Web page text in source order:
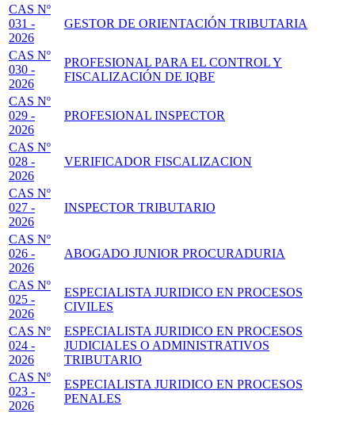
CAS Nº
031 -
2026
GESTOR DE ORIENTACIÓN TRIBUTARIA
CAS Nº
030 -
2026
PROFESIONAL PARA EL CONTROL Y
FISCALIZACIÓN DE IQBF
CAS Nº
029 -
2026
PROFESIONAL INSPECTOR
CAS Nº
028 -
2026
VERIFICADOR FISCALIZACION
CAS Nº
027 -
2026
INSPECTOR TRIBUTARIO
CAS Nº
026 -
2026
ABOGADO JUNIOR PROCURADURIA
CAS Nº
025 -
2026
ESPECIALISTA JURIDICO EN PROCESOS
CIVILES
CAS Nº
024 -
2026
ESPECIALISTA JURIDICO EN PROCESOS
JUDICIALES O ADMINISTRATIVOS
TRIBUTARIO
CAS Nº
023 -
2026
ESPECIALISTA JURIDICO EN PROCESOS
PENALES